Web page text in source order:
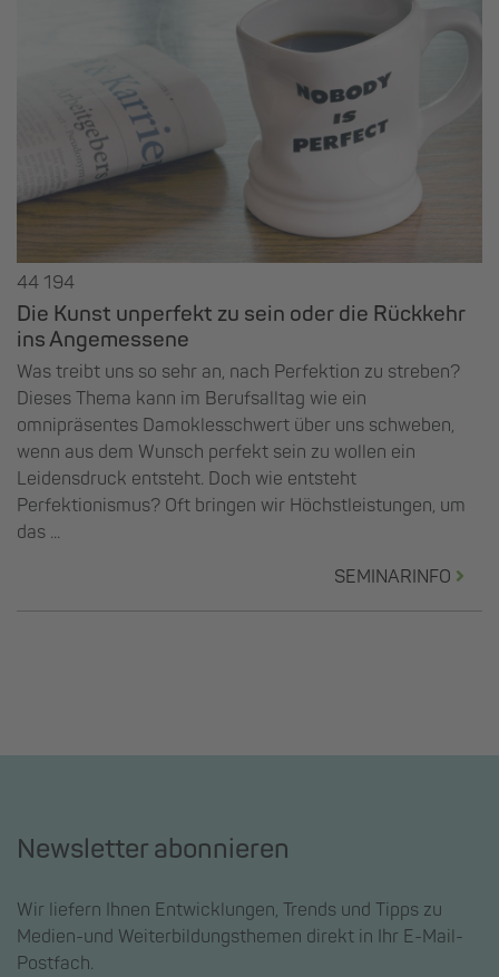
44 194
Die Kunst unperfekt zu sein oder die Rückkehr
ins Angemessene
Was treibt uns so sehr an, nach Perfektion zu streben?
Dieses Thema kann im Berufsalltag wie ein
omnipräsentes Damoklesschwert über uns schweben,
wenn aus dem Wunsch perfekt sein zu wollen ein
Leidensdruck entsteht. Doch wie entsteht
Perfektionismus? Oft bringen wir Höchstleistungen, um
das ...
SEMINARINFO
Newsletter abonnieren
Wir liefern Ihnen Entwicklungen, Trends und Tipps zu
Medien-und Weiterbildungsthemen direkt in Ihr E-Mail-
Postfach.